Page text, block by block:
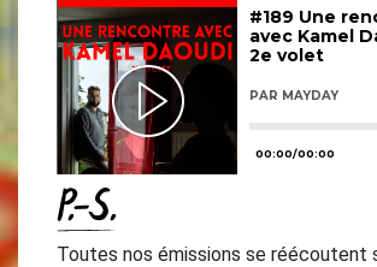
P.-S.
Toutes nos émissions se réécoutent